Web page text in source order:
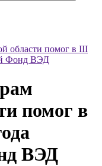
области помог в III
Фонд ВЭД
помог в
ВЭД